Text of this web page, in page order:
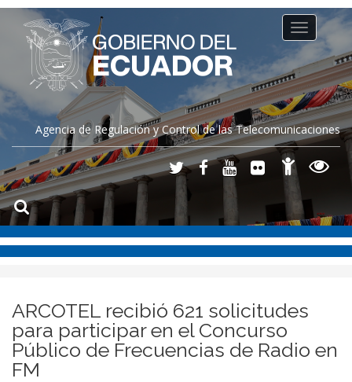
Agencia de Regulación y Control de las Telecomunicaciones
Toggle
navigation
ARCOTEL recibió 621 solicitudes
para participar en el Concurso
Público de Frecuencias de Radio en
FM